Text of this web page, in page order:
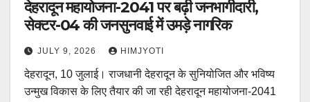
देहरादून महायोजना-2041 पर बढ़ी जनभागीदारी,
सेक्टर-04 की जनसुनवाई में उमड़े नागरिक
JULY 9, 2026 HIMJYOTI
देहरादून, 10 जुलाई। राजधानी देहरादून के सुनियोजित और भविष्य
उन्मुख विकास के लिए तैयार की जा रही देहरादून महायोजना-2041